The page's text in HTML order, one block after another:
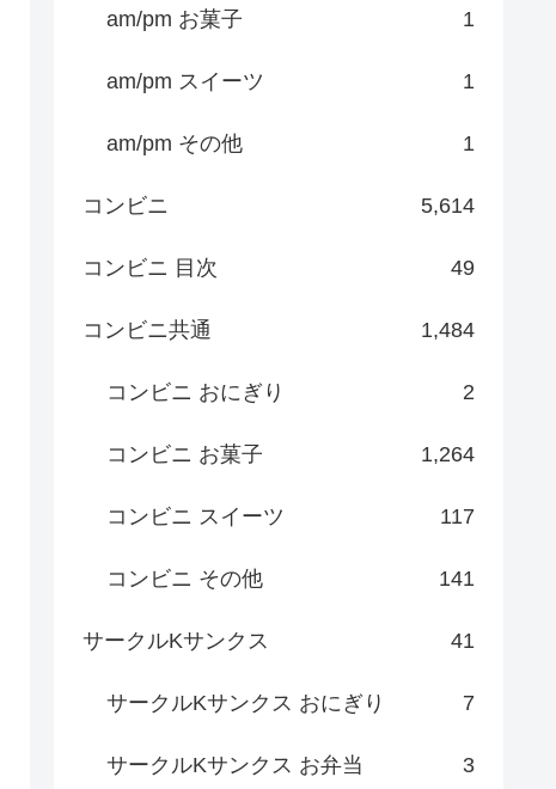
am/pm お菓子 1
am/pm スイーツ 1
am/pm その他 1
コンビニ 5,614
コンビニ 目次 49
コンビニ共通 1,484
コンビニ おにぎり 2
コンビニ お菓子 1,264
コンビニ スイーツ 117
コンビニ その他 141
サークルKサンクス 41
サークルKサンクス おにぎり 7
サークルKサンクス お弁当 3